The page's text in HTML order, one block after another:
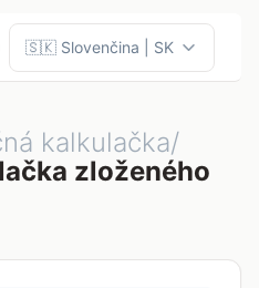
kalkulačka/
zloženého